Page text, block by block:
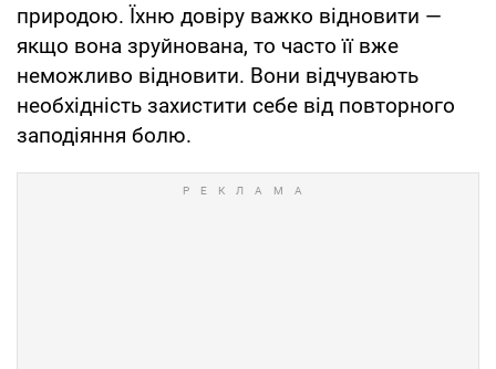
природою. Їхню довіру важко відновити —
якщо вона зруйнована, то часто її вже
неможливо відновити. Вони відчувають
необхідність захистити себе від повторного
заподіяння болю.